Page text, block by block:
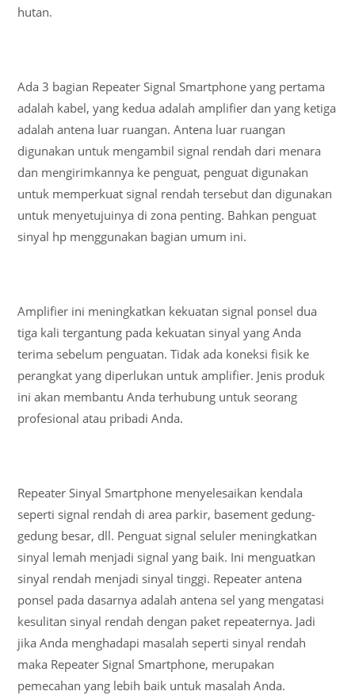
hutan.
Ada 3 bagian Repeater Signal Smartphone yang pertama
adalah kabel, yang kedua adalah amplifier dan yang ketiga
adalah antena luar ruangan. Antena luar ruangan
digunakan untuk mengambil signal rendah dari menara
dan mengirimkannya ke penguat, penguat digunakan
untuk memperkuat signal rendah tersebut dan digunakan
untuk menyetujuinya di zona penting. Bahkan penguat
sinyal hp menggunakan bagian umum ini.
Amplifier ini meningkatkan kekuatan signal ponsel dua
tiga kali tergantung pada kekuatan sinyal yang Anda
terima sebelum penguatan. Tidak ada koneksi fisik ke
perangkat yang diperlukan untuk amplifier. Jenis produk
ini akan membantu Anda terhubung untuk seorang
profesional atau pribadi Anda.
Repeater Sinyal Smartphone menyelesaikan kendala
seperti signal rendah di area parkir, basement gedung-
gedung besar, dll. Penguat signal seluler meningkatkan
sinyal lemah menjadi signal yang baik. Ini menguatkan
sinyal rendah menjadi sinyal tinggi. Repeater antena
ponsel pada dasarnya adalah antena sel yang mengatasi
kesulitan sinyal rendah dengan paket repeaternya. Jadi
jika Anda menghadapi masalah seperti sinyal rendah
maka Repeater Signal Smartphone, merupakan
pemecahan yang lebih baik untuk masalah Anda.